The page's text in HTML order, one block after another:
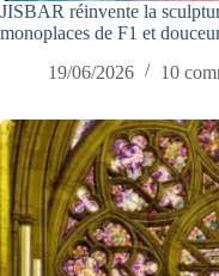
JISBAR réinvente la
monoplaces de F1 et
19/06/2026
10